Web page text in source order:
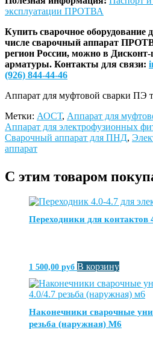
эксплуатации ПРОТВА
Купить сварочное
числе сварочный аппарат
регион России, можно в
арматуры. Контакты для связи:
(926) 844-44-46
Аппарат для муфтовой сварки
Метки: АОСТ, Аппарат для
Аппарат для электрофузионных
Сварочный аппарат для ПНД,
аппарат
С этим товаром
Переходники для контактов
1 500,00 руб В корзину
Наконечники сварочные
резьба (наружная) М6